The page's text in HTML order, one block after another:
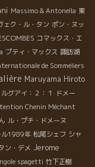
Massimo & Antonella 東
ェク・ル・タン ポン・ヌッ
コマックス・エ
プティ・マックス 諏訪湖
de Sommeliers
Maruyama Hiroto
グアイ：２：１
ドメー
Chenin Méchant
ル・プチ・ドメーヌ
ル1989年 松尾シェフ シャ
ン・デメ Jerome
spagetti 竹下正樹